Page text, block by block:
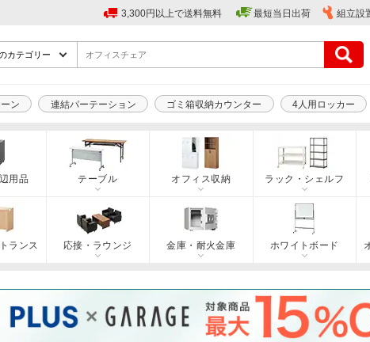
3,300円以上で送料無料 最短当日出荷 組立設
ン 連結パーテーション ゴミ箱収納カウンター 4人用ロッカー
用品 テーブル オフィス収納 ラック・シェルフ
ランス 応接・ラウンジ 金庫・耐火金庫 ホワイトボード